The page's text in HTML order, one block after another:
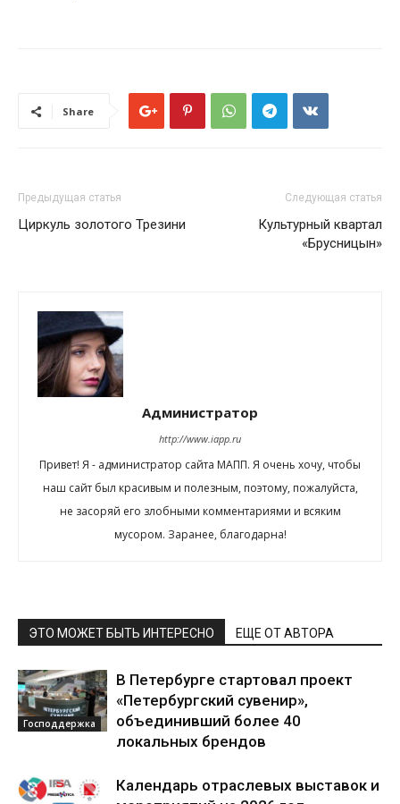
Share
Предыдущая статья
Циркуль золотого Трезини
Следующая статья
Культурный квартал
«Брусницын»
Администратор
http://www.iapp.ru
Привет! Я - администратор сайта МАПП. Я очень хочу, чтобы
наш сайт был красивым и полезным, поэтому, пожалуйста,
не засоряй его злобными комментариями и всяким
мусором. Заранее, благодарна!
ЭТО МОЖЕТ БЫТЬ ИНТЕРЕСНО ЕЩЕ ОТ АВТОРА
Господдержка
В Петербурге стартовал проект
«Петербургский сувенир»,
объединивший более 40
локальных брендов
Календарь отраслевых выставок и